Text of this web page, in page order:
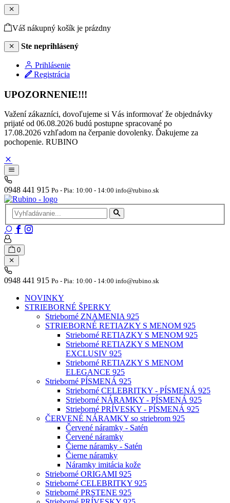
Váš nákupný košík je prázdny
Ste neprihlásený
Prihlásenie
Registrácia
UPOZORNENIE!!!
Važení zákazníci, dovoľujeme si Vás informovať že objednávky
prijaté od 06.08.2026 budú postupne spracované po
17.08.2026 vzhľadom na čerpanie dovolenky. Ďakujeme za
pochopenie. RUBINO
0948 441 915 Po - Pia: 10:00 - 14:00 info@rubino.sk
0
0948 441 915 Po - Pia: 10:00 - 14:00 info@rubino.sk
NOVINKY
STRIEBORNÉ ŠPERKY
Strieborné ZNAMENIA 925
STRIEBORNÉ RETIAZKY S MENOM 925
Strieborné RETIAZKY S MENOM 925
Strieborné RETIAZKY S MENOM
EXCLUSIV 925
Strieborné RETIAZKY S MENOM
ELEGANCE 925
Strieborné PÍSMENÁ 925
Strieborné CELEBRITKY - PÍSMENÁ 925
Strieborné NÁRAMKY - PÍSMENÁ 925
Strieborné PRÍVESKY - PÍSMENÁ 925
ČERVENÉ NÁRAMKY so striebrom 925
Červené náramky - Satén
Červené náramky
Čierne náramky - Satén
Čierne náramky
Náramky imitácia kože
Strieborné ORIGAMI 925
Strieborné CELEBRITKY 925
Strieborné PRSTENE 925